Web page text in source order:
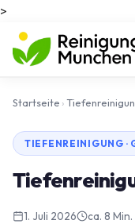
>
Startseite ›
TIEFENREINIGUNG ·
1. Juli 2026 ca. 8